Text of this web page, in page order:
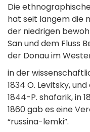
Die
hat seit langem die
der niedrigen
San und dem Fluss
der Donau im
in der
1834 O. Levitsky,
1844-P. shafarik, in
1860 gab es eine
“russina-lemki”.